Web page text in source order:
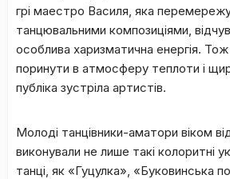
грі маестро Василя, яка
танцювальними композиціями,
особлива харизматична енергія.
поринути в атмосферу теплоти і
публіка зустріла артистів.
Молоді танцівники-аматори віком
виконували не лише такі колоритні
танці, як «Гуцулка», «Буковинська